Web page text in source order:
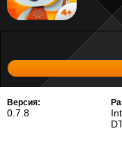
Версия:
0.7.8